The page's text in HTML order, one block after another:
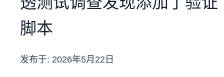
脚本
发布于: 2026年5月22日